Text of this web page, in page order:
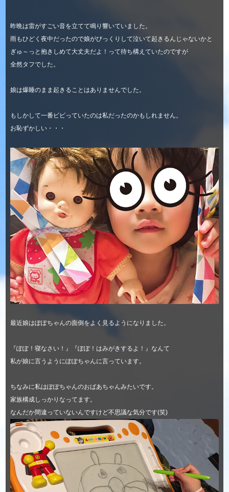
昨晩は雷がすごい音を立てて鳴り響いていました。
雨もひどく夜中だったので娘がびっくりして泣いて起きるんじゃないかと
ぎゅ～っと抱きしめて大丈夫だよ！って待ち構えていたのですが
全然タフでした。
娘は爆睡のまま起きることはありませんでした。
もしかして一番ビビっていたのは私だったのかもしれません。
お恥ずかしい・・・
最近娘はぽぽちゃんの面倒をよく見るようになりました。
『ぽぽ！寝なさい！』『ぽぽ！はみがきするよ！』なんて
私が娘に言うようにぽぽちゃんに言っています。
ちなみに私はぽぽちゃんのおばあちゃんみたいです。
家族構成しっかりなってます。
なんだか間違っていないんですけど不思議な気分です(笑)